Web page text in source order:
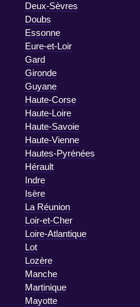
Deux-Sèvres
Doubs
Essonne
Eure-et-Loir
Gard
Gironde
Guyane
Haute-Corse
Haute-Loire
Haute-Savoie
Haute-Vienne
Hautes-Pyrénées
Hérault
Indre
Isère
La Réunion
Loir-et-Cher
Loire-Atlantique
Lot
Lozère
Manche
Martinique
Mayotte